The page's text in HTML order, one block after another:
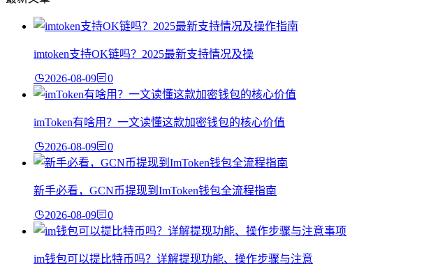
imtoken支持OK链吗？2025最新支持情况及操
2026-08-09 0
imToken有啥用？一文读懂这款加密钱包的核心价值
2026-08-09 0
新手必看，GCN币提现到ImToken钱包全流程指南
2026-08-09 0
im钱包可以提比特币吗？详解提现功能、操作步骤与注意